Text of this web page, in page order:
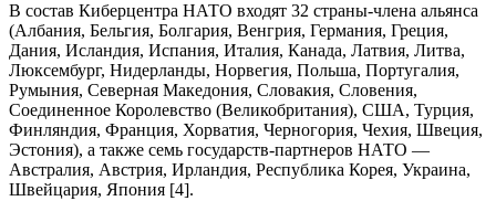
В состав Киберцентра НАТО входят 32 страны-члена альянса
(Албания, Бельгия, Болгария, Венгрия, Германия, Греция,
Дания, Исландия, Испания, Италия, Канада, Латвия, Литва,
Люксембург, Нидерланды, Норвегия, Польша, Португалия,
Румыния, Северная Македония, Словакия, Словения,
Соединенное Королевство (Великобритания), США, Турция,
Финляндия, Франция, Хорватия, Черногория, Чехия, Швеция,
Эстония), а также семь государств-партнеров НАТО —
Австралия, Австрия, Ирландия, Республика Корея, Украина,
Швейцария, Япония [4].